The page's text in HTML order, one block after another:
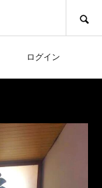
ログイン